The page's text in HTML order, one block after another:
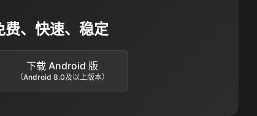
费、快速、稳定
下载 Android 版
（Android 8.0及以上版本）